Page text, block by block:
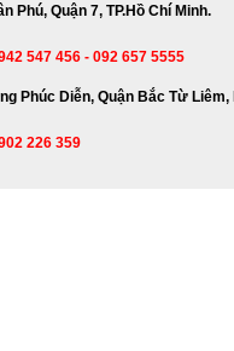
Phú, Quận 7, TP.Hồ Chí Minh.
547 456 - 092 657 5555
Phúc Diễn, Quận Bắc Từ Liêm,
226 359